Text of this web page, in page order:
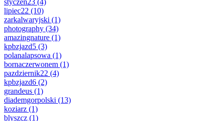
lipiec22 (10)
zarkalwaryjski (1)
photography (34)
amazingnature (1)
kpbzjazd5 (3)
polanalapsowa (1)
bornaczerwonem (1)
pazdziernik22 (4)
kpbzjazd6 (2)
grandeus (1)
diademgorpolski (13)
koziarz (1)
blyszcz (1)